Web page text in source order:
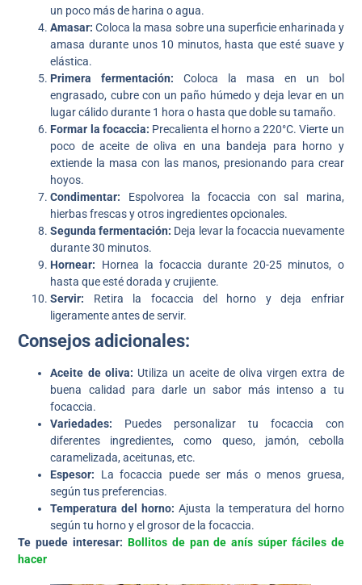
un poco más de harina o agua.
Amasar: Coloca la masa sobre una superficie enharinada y
amasa durante unos 10 minutos, hasta que esté suave y
elástica.
Primera fermentación: Coloca la masa en un bol
engrasado, cubre con un paño húmedo y deja levar en un
lugar cálido durante 1 hora o hasta que doble su tamaño.
Formar la focaccia: Precalienta el horno a 220°C. Vierte un
poco de aceite de oliva en una bandeja para horno y
extiende la masa con las manos, presionando para crear
hoyos.
Condimentar: Espolvorea la focaccia con sal marina,
hierbas frescas y otros ingredientes opcionales.
Segunda fermentación: Deja levar la focaccia nuevamente
durante 30 minutos.
Hornear: Hornea la focaccia durante 20-25 minutos, o
hasta que esté dorada y crujiente.
Servir: Retira la focaccia del horno y deja enfriar
ligeramente antes de servir.
Consejos adicionales:
Aceite de oliva: Utiliza un aceite de oliva virgen extra de
buena calidad para darle un sabor más intenso a tu
focaccia.
Variedades: Puedes personalizar tu focaccia con
diferentes ingredientes, como queso, jamón, cebolla
caramelizada, aceitunas, etc.
Espesor: La focaccia puede ser más o menos gruesa,
según tus preferencias.
Temperatura del horno: Ajusta la temperatura del horno
según tu horno y el grosor de la focaccia.
Te puede interesar: Bollitos de pan de anís súper fáciles de
hacer